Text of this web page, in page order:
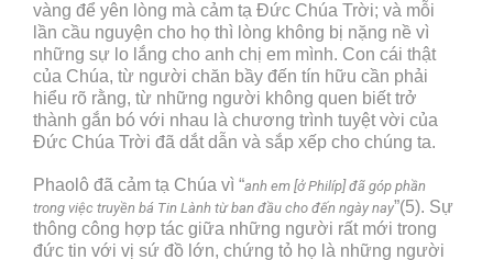
vàng để yên lòng mà cảm tạ Đức Chúa Trời; và mỗi
lần cầu nguyện cho họ thì lòng không bị nặng nề vì
những sự lo lắng cho anh chị em mình. Con cái thật
của Chúa, từ người chăn bầy đến tín hữu cần phải
hiểu rõ rằng, từ những người không quen biết trở
thành gắn bó với nhau là chương trình tuyệt vời của
Đức Chúa Trời đã dắt dẫn và sắp xếp cho chúng ta.
Phaolô đã cảm tạ Chúa vì “anh em [ở Philíp] đã góp phần
trong việc truyền bá Tin Lành từ ban đầu cho đến ngày nay”(5). Sự
thông công hợp tác giữa những người rất mới trong
đức tin với vị sứ đồ lớn, chứng tỏ họ là những người